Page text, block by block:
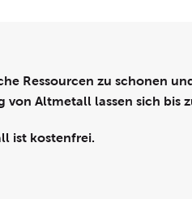
Ressourcen zu schonen
Altmetall lassen sich bis
ist kostenfrei.